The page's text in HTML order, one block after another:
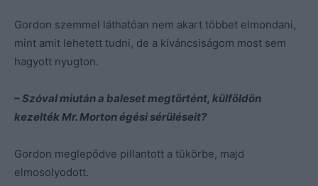
Gordon szemmel láthatóan nem akart többet elmondani,
mint amit lehetett tudni, de a kíváncsiságom most sem
hagyott nyugton.
– Szóval miután a baleset megtörtént, külföldön
kezelték Mr. Morton égési sérüléseit?
Gordon meglepődve pillantott a tükörbe, majd
elmosolyodott.